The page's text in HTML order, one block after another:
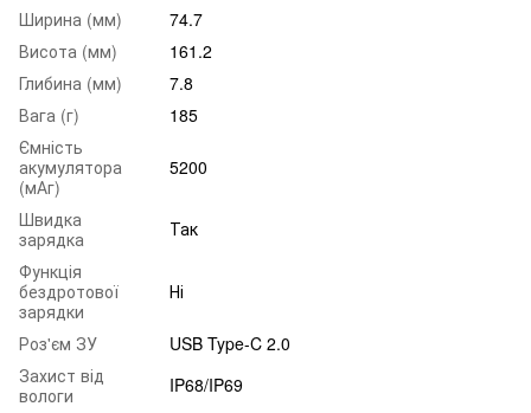
Ширина (мм)
74.7
Висота (мм)
161.2
Глибина (мм)
7.8
Вага (г)
185
Ємність
акумулятора
(мАг)
5200
Швидка
зарядка
Так
Функція
бездротової
зарядки
Ні
Роз'єм ЗУ
USB Type-C 2.0
Захист від
вологи
IP68/IP69